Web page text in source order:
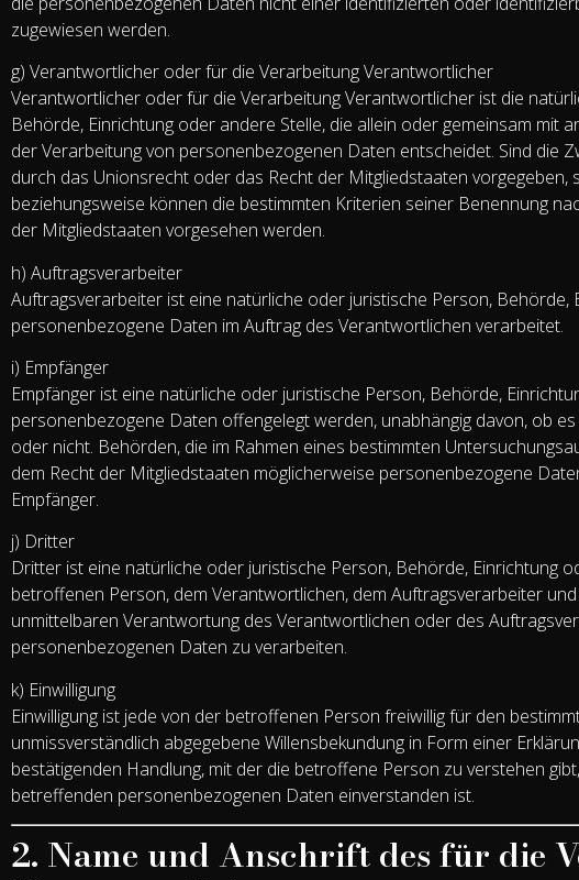
zugewiesen werden.
g) Verantwortlicher oder für die Verarbeitung Verantwortlicher
Verantwortlicher oder für die Verarbeitung Verantwortlicher ist die
Behörde, Einrichtung oder andere Stelle, die allein oder gemeinsam mit
der Verarbeitung von personenbezogenen Daten entscheidet. Sind die
durch das Unionsrecht oder das Recht der Mitgliedstaaten vorgegeben,
beziehungsweise können die bestimmten Kriterien seiner Benennung
der Mitgliedstaaten vorgesehen werden.
h) Auftragsverarbeiter
Auftragsverarbeiter ist eine natürliche oder juristische Person, Behörde,
personenbezogene Daten im Auftrag des Verantwortlichen verarbeitet.
i) Empfänger
Empfänger ist eine natürliche oder juristische Person, Behörde,
personenbezogene Daten offengelegt werden, unabhängig davon, ob
oder nicht. Behörden, die im Rahmen eines bestimmten
dem Recht der Mitgliedstaaten möglicherweise personenbezogene
Empfänger.
j) Dritter
Dritter ist eine natürliche oder juristische Person, Behörde, Einrichtung
betroffenen Person, dem Verantwortlichen, dem Auftragsverarbeiter
unmittelbaren Verantwortung des Verantwortlichen oder des
personenbezogenen Daten zu verarbeiten.
k) Einwilligung
Einwilligung ist jede von der betroffenen Person freiwillig für den
unmissverständlich abgegebene Willensbekundung in Form einer
bestätigenden Handlung, mit der die betroffene Person zu verstehen
betreffenden personenbezogenen Daten einverstanden ist.
2. Name und Anschrift des für die